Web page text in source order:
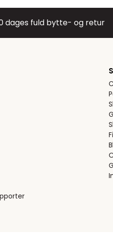
dages fuld bytte- og retur